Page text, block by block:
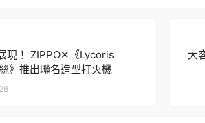
現！ ZIPPO✕《Lycoris
》推出聯名造型打火機
大